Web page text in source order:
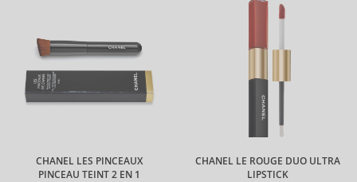
CHANEL LES PINCEAUX
PINCEAU TEINT 2 EN 1
CHANEL LE ROUGE DUO ULTRA
LIPSTICK